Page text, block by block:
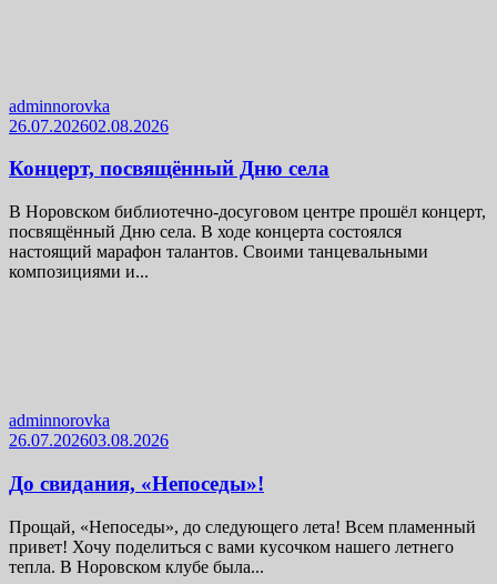
adminnorovka
26.07.202602.08.2026
Концерт, посвящённый Дню села
В Норовском библиотечно-досуговом центре прошёл концерт,
посвящённый Дню села. В ходе концерта состоялся
настоящий марафон талантов. Своими танцевальными
композициями и...
adminnorovka
26.07.202603.08.2026
До свидания, «Непоседы»!
Прощай, «Непоседы», до следующего лета! Всем пламенный
привет! Хочу поделиться с вами кусочком нашего летнего
тепла. В Норовском клубе была...